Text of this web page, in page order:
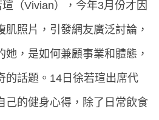
（Vivian），今年3月份才因
照片，引發網友廣泛討論，
她，是如何兼顧事業和體態，
的話題。14日徐若瑄出席代
己的健身心得，除了日常飲食